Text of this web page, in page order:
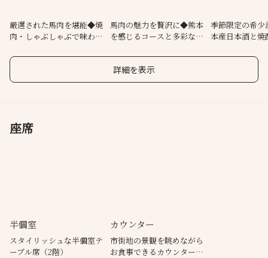
姉妹店:馬桜銀座通り店 年中無休で営業中
姉妹店:居酒屋 感も営業中です。
厳選された馬肉を堪能◆焼
肉・しゃぶしゃぶで味わう
馬肉の魅力を贅沢に◆熊本
を感じるコースと多彩な創
季節限定の希
本産日本酒と焼
詳細を表示
座席
半個室
スタイリッシュな半個室テ
ーブル席（2階）
カウンター
市街地の景観を眺めながら
お食事できるカウンター席